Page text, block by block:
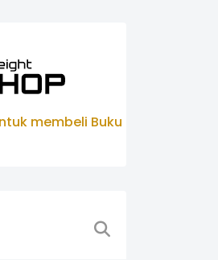
membeli Buku